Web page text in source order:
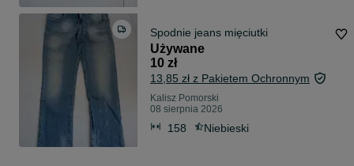
Spodnie jeans mięciutki
Używane
10 zł
13,85 zł z Pakietem Ochronnym
Kalisz Pomorski
08 sierpnia 2026
158 Niebieski